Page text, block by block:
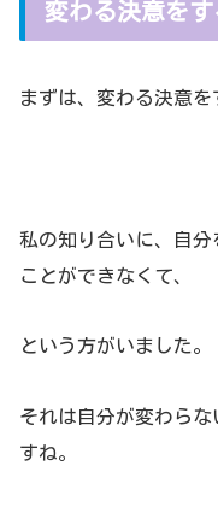
変わる決意をす
まずは、変わる決意を
私の知り合いに、自
ことができなくて、
という方がいました。
それは自分が変わら
すね。